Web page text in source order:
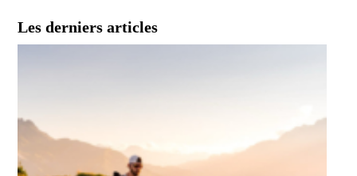
Les derniers articles